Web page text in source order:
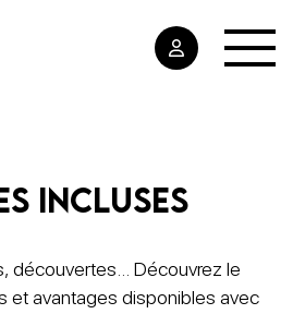
incluses
découvertes… Découvrez le
et avantages disponibles avec